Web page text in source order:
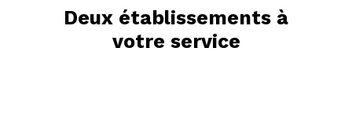
Deux établissements à
votre service